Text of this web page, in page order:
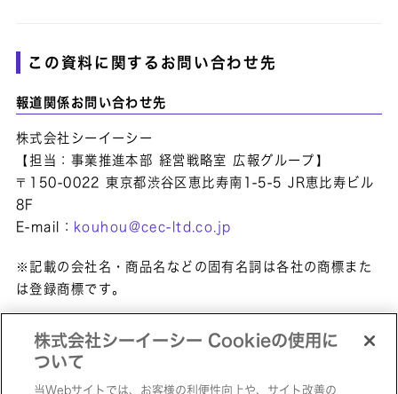
この資料に関するお問い合わせ先
報道関係お問い合わせ先
株式会社シーイーシー
【担当：事業推進本部 経営戦略室 広報グループ】
〒150-0022 東京都渋谷区恵比寿南1-5-5 JR恵比寿ビル
8F
E-mail： kouhou@cec-ltd.co.jp
※記載の会社名・商品名などの固有名詞は各社の商標また
は登録商標です。
株式会社シーイーシー Cookieの使用に
ついて
当Webサイトでは、お客様の利便性向上や、サイト改善の